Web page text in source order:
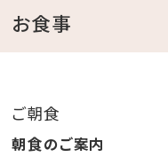
トウェアをご用意
＜館内施設のご案内＞
・フィットネスジムご
お食事
ご朝食
朝食のご案内